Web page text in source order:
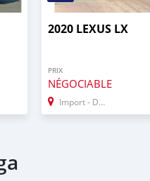
2020 LEXUS LX
PRIX
NÉGOCIABLE
Import - Dubai